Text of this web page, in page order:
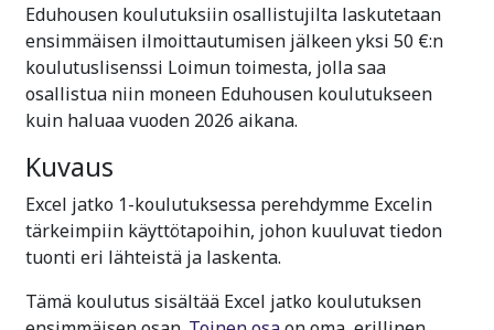
Eduhousen koulutuksiin osallistujilta laskutetaan
ensimmäisen ilmoittautumisen jälkeen yksi 50 €:n
koulutuslisenssi Loimun toimesta, jolla saa
osallistua niin moneen Eduhousen koulutukseen
kuin haluaa vuoden 2026 aikana.
Kuvaus
Excel jatko 1-koulutuksessa perehdymme Excelin
tärkeimpiin käyttötapoihin, johon kuuluvat tiedon
tuonti eri lähteistä ja laskenta.
Tämä koulutus sisältää Excel jatko koulutuksen